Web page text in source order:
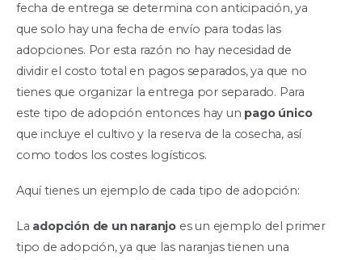
fecha de entrega se determina con anticipación, ya
que solo hay una fecha de envío para todas las
adopciones. Por esta razón no hay necesidad de
dividir el costo total en pagos separados, ya que no
tienes que organizar la entrega por separado. Para
este tipo de adopción entonces hay un pago único
que incluye el cultivo y la reserva de la cosecha, así
como todos los costes logísticos.
Aquí tienes un ejemplo de cada tipo de adopción:
La adopción de un naranjo es un ejemplo del primer
tipo de adopción, ya que las naranjas tienen una